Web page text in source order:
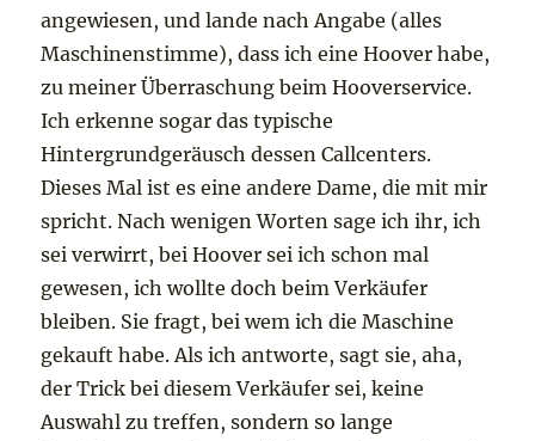
angewiesen, und lande nach Angabe (alles
Maschinenstimme), dass ich eine Hoover habe,
zu meiner Überraschung beim Hooverservice.
Ich erkenne sogar das typische
Hintergrundgeräusch dessen Callcenters.
Dieses Mal ist es eine andere Dame, die mit mir
spricht. Nach wenigen Worten sage ich ihr, ich
sei verwirrt, bei Hoover sei ich schon mal
gewesen, ich wollte doch beim Verkäufer
bleiben. Sie fragt, bei wem ich die Maschine
gekauft habe. Als ich antworte, sagt sie, aha,
der Trick bei diesem Verkäufer sei, keine
Auswahl zu treffen, sondern so lange